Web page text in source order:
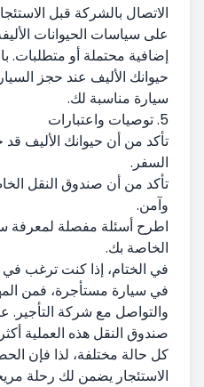
الاتصال بالشركة قبل
على سياسات الحيوانات
إضافية محتملة أو متطلبات.
حيوانك الأليف عند حجز
سيارة مناسبة لك.
5. توصيات واعتبارات
تأكد من أن حيوانك الأليف
السفر.
تأكد من أن صندوق النقل
وآمن.
اطرح أسئلة مفصلة لمعرفة
الخاصة بك.
في الختام، إذا كنت ترغب في
في سيارة مستأجرة، فمن
والتواصل مع شركة التأجير.
صندوق النقل هذه العملية
كل حالة مختلفة، لذا فإن
الاستئجار يضمن لك رحلة